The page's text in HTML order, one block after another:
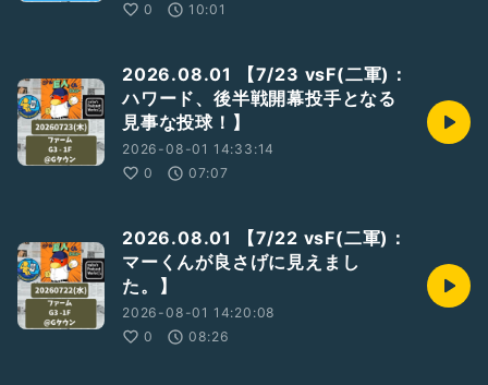
0
10:01
2026.08.01 【7/23 vsF(二軍)：
ハワード、後半戦開幕投手となる
見事な投球！】
2026-08-01 14:33:14
0
07:07
2026.08.01 【7/22 vsF(二軍)：
マーくんが良さげに見えまし
た。】
2026-08-01 14:20:08
0
08:26